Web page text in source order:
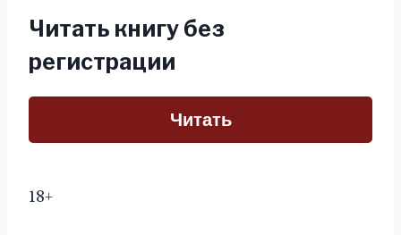
Читать книгу без
регистрации
Читать
18+